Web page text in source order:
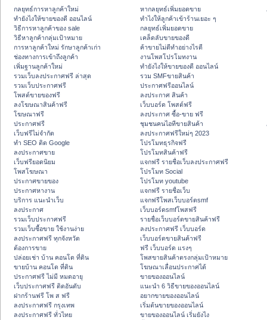
กลยุทธ์การหาลูกค้าใหม่
ทํายังไงให้ขายของดี ออนไลน์
วิธีการหาลูกค้าของ sale
วิธีหาลูกค้ากลุ่มเป้าหมาย
การหาลูกค้าใหม่ รักษาลูกค้าเก่า
ช่องทางการเข้าถึงลูกค้า
เพิ่มฐานลูกค้าใหม่
รวมเว็บลงประกาศฟรี ล่าสุด
รวมเว็บประกาศฟรี
โพสต์ขายของฟรี
ลงโฆษณาสินค้าฟรี
โฆษณาฟรี
ประกาศฟรี
เว็บฟรีไม่จำกัด
ทำ SEO ติด Google
ลงประกาศขาย
เว็บฟรียอดนิยม
โพสโฆษณา
ประกาศขายของ
ประกาศหางาน
บริการ แนะนำเว็บ
ลงประกาศ
รวมเว็บประกาศฟรี
รวมเว็บซื้อขาย ใช้งานง่าย
ลงประกาศฟรี ทุกจังหวัด
ต้องการขาย
ปล่อยเช่า บ้าน คอนโด ที่ดิน
ขายบ้าน คอนโด ที่ดิน
ประกาศฟรี ไม่มี หมดอายุ
เว็บประกาศฟรี ติดอันดับ
ฝากร้านฟรี โพ ส ฟรี
ลงประกาศฟรี กรุงเทพ
ลงประกาศฟรี ทั่วไทย
หากลยุทธ์เพิ่มยอดขาย
ทําไงให้ลูกค้าเข้าร้านเยอะ ๆ
กลยุทธ์เพิ่มยอดขาย
เคล็ดลับขายของดี
ค้าขายไม่ดีทำอย่างไรดี
งานโพสโปรโมทงาน
ทํายังไงให้ขายของดี ออนไลน์
รวม SMFขายสินค้า
ประกาศฟรีออนไลน์
ลงประกาศ สินค้า
เว็บบอร์ด โพสต์ฟรี
ลงประกาศ ซื้อ-ขาย ฟรี
ชุมชนคนไอทีขายสินค้า
ลงประกาศฟรีใหม่ๆ 2023
โปรโมทธุรกิจฟรี
โปรโมทสินค้าฟรี
แจกฟรี รายชื่อเว็บลงประกาศฟรี
โปรโมท Social
โปรโมท youtube
แจกฟรี รายชื่อเว็บ
แจกฟรีโพสเว็บบอร์ดsmf
เว็บบอร์ดsmfโพสฟรี
รายชื่อเว็บบอร์ดขายสินค้าฟรี
ลงประกาศฟรี เว็บบอร์ด
เว็บบอร์ดขายสินค้าฟรี
ฟรี เว็บบอร์ด แรงๆ
โพสขายสินค้าตรงกลุ่มเป้าหมาย
โฆษณาเลื่อนประกาศได้
ขายของออนไลน์
แนะนำ 6 วิธีขายของออนไลน์
อยากขายของออนไลน์
เริ่มต้นขายของออนไลน์
ขายของออนไลน์ เริ่มยังไง